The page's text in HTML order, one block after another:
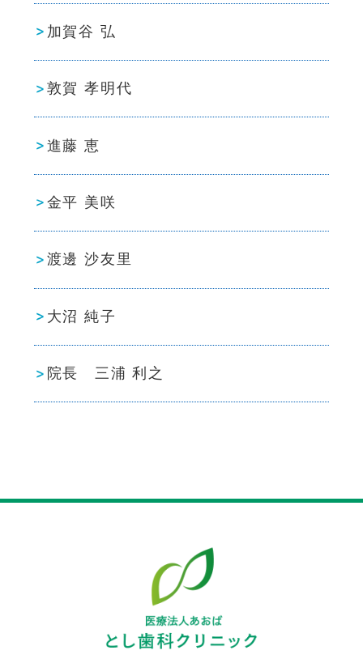
加賀谷 弘
敦賀 孝明代
進藤 恵
金平 美咲
渡邊 沙友里
大沼 純子
院長 三浦 利之